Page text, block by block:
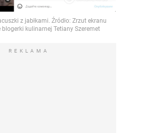
REKLAMA